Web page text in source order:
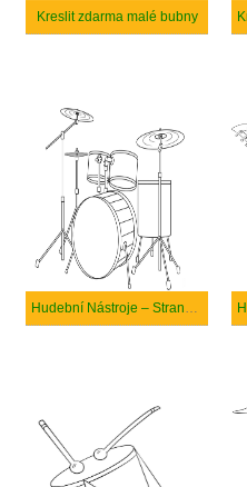
Kreslit zdarma malé bubny
Hudební Nástroje – Strana 8